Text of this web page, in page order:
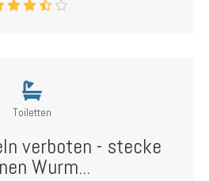
Toiletten
verboten - stecke
Wurm...